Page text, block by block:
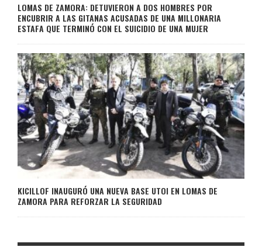
LOMAS DE ZAMORA: DETUVIERON A DOS HOMBRES POR
ENCUBRIR A LAS GITANAS ACUSADAS DE UNA MILLONARIA
ESTAFA QUE TERMINÓ CON EL SUICIDIO DE UNA MUJER
KICILLOF INAUGURÓ UNA NUEVA BASE UTOI EN LOMAS DE
ZAMORA PARA REFORZAR LA SEGURIDAD